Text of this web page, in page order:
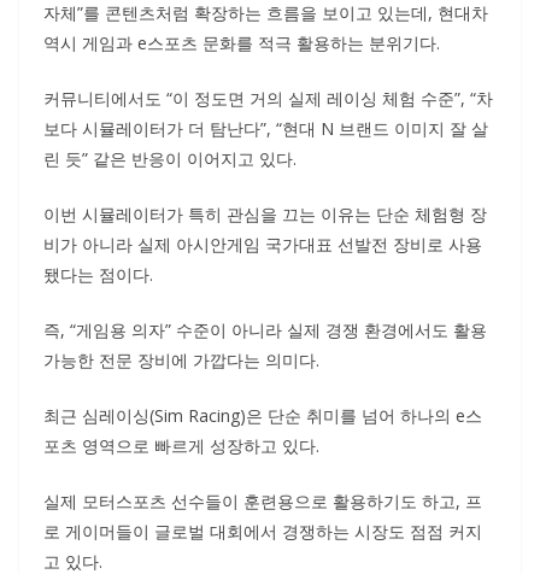
자체”를 콘텐츠처럼 확장하는 흐름을 보이고 있는데, 현대차
역시 게임과 e스포츠 문화를 적극 활용하는 분위기다.
커뮤니티에서도 “이 정도면 거의 실제 레이싱 체험 수준”, “차
보다 시뮬레이터가 더 탐난다”, “현대 N 브랜드 이미지 잘 살
린 듯” 같은 반응이 이어지고 있다.
이번 시뮬레이터가 특히 관심을 끄는 이유는 단순 체험형 장
비가 아니라 실제 아시안게임 국가대표 선발전 장비로 사용
됐다는 점이다.
즉, “게임용 의자” 수준이 아니라 실제 경쟁 환경에서도 활용
가능한 전문 장비에 가깝다는 의미다.
최근 심레이싱(Sim Racing)은 단순 취미를 넘어 하나의 e스
포츠 영역으로 빠르게 성장하고 있다.
실제 모터스포츠 선수들이 훈련용으로 활용하기도 하고, 프
로 게이머들이 글로벌 대회에서 경쟁하는 시장도 점점 커지
고 있다.